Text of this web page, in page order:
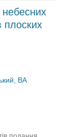
небесних
плоских
ВА